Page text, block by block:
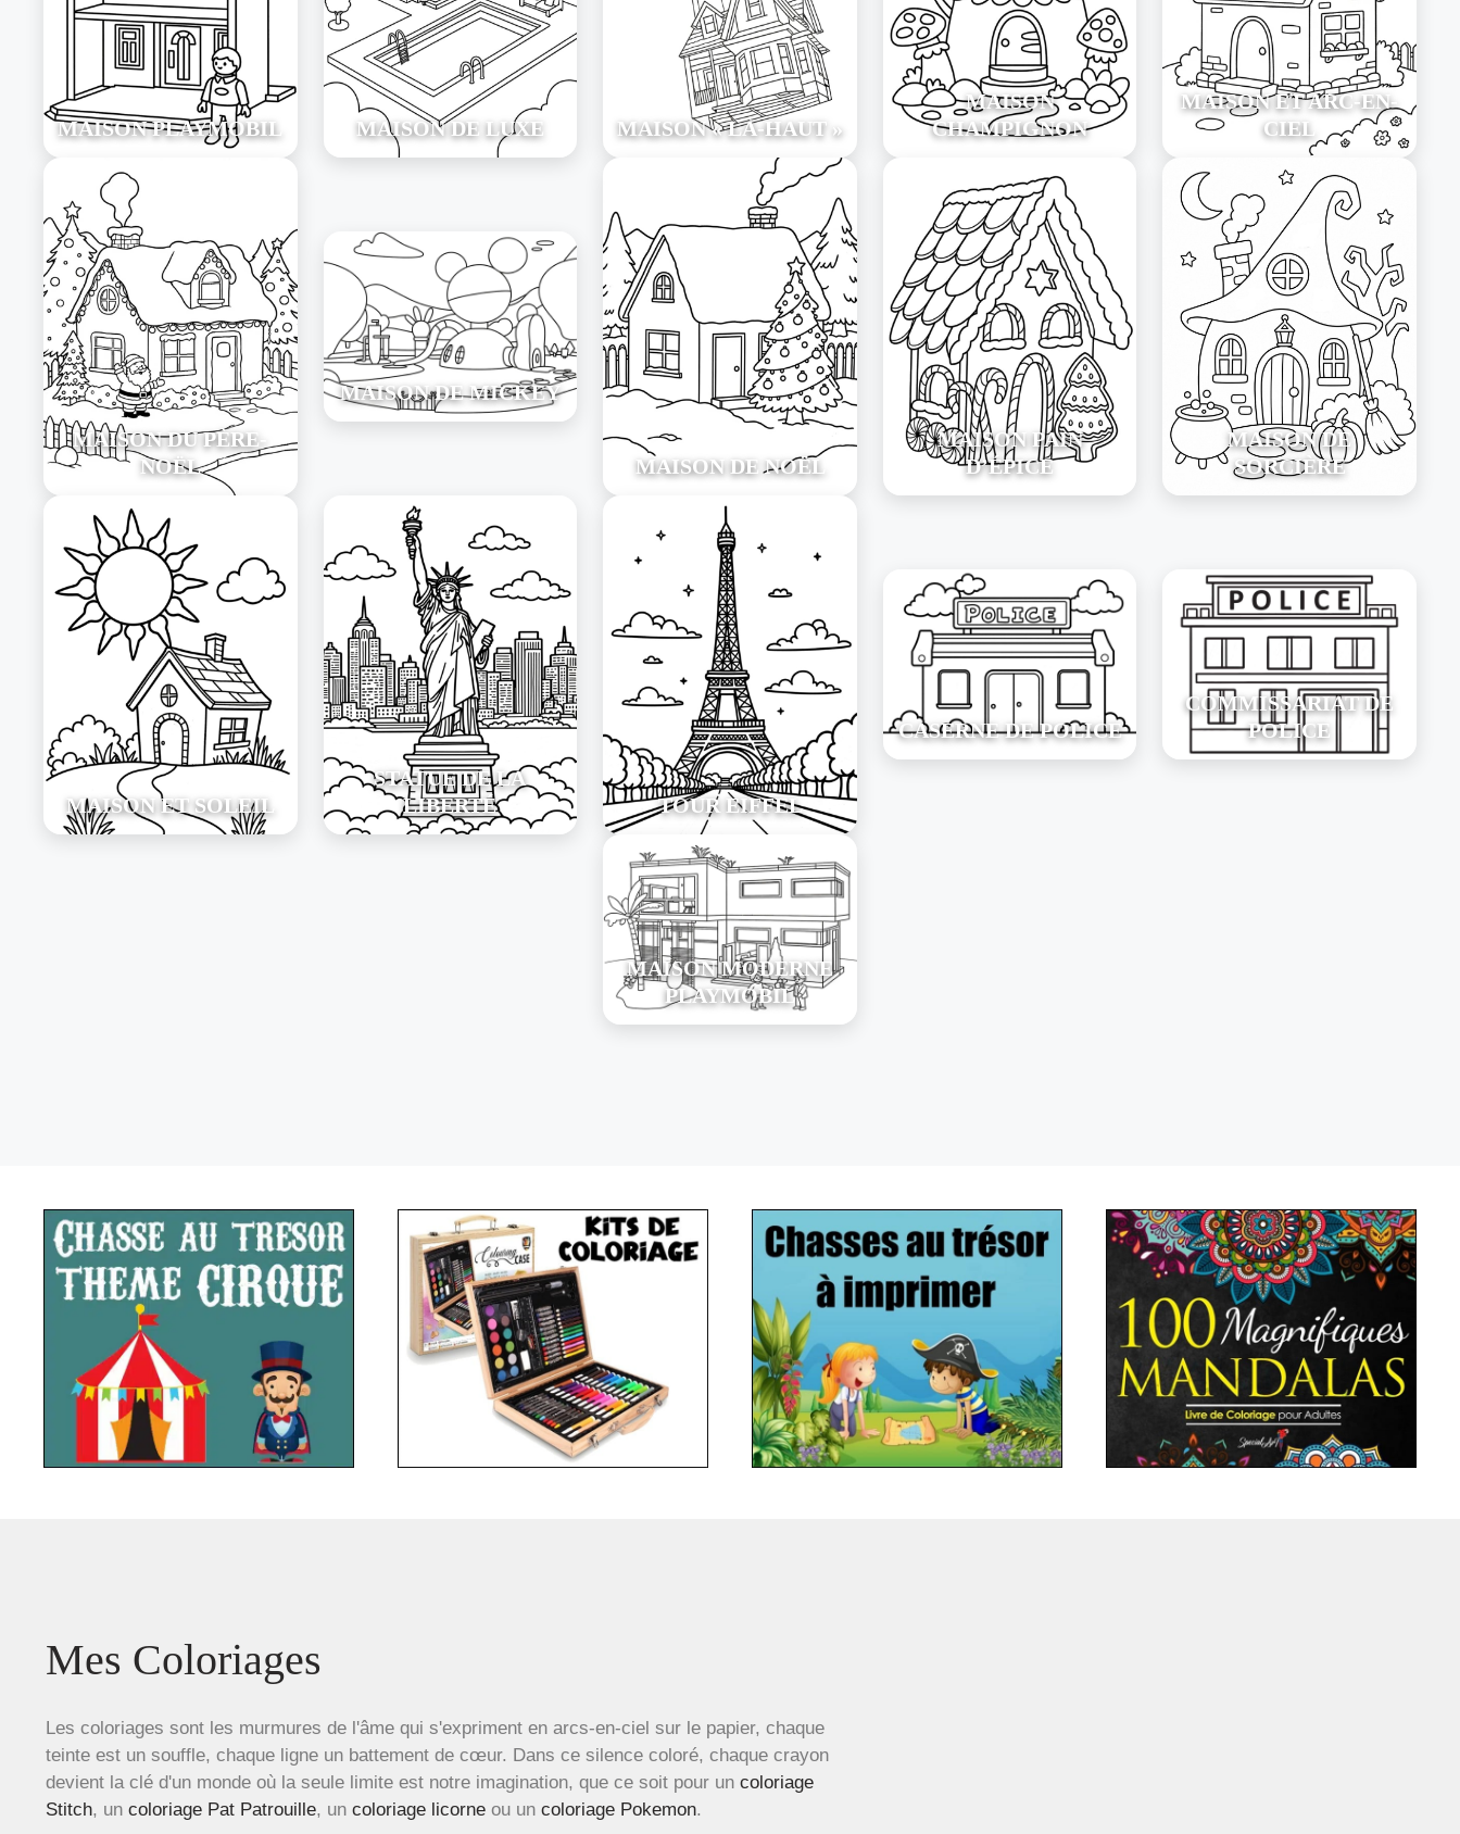
MAISON PLAYMOBIL MAISON DE LUXE MAISON « LÀ-HAUT »
MAISON
CHAMPIGNON
MAISON ET ARC-EN-
CIEL
MAISON DU PÈRE-
NOËL
MAISON DE MICKEY
MAISON DE NOËL
MAISON PAIN
D’ÉPICE
MAISON DE
SORCIÈRE
MAISON ET SOLEIL
STATUE DE LA
LIBERTÉ
TOUR EIFFEL
CASERNE DE POLICE
COMMISSARIAT DE
POLICE
MAISON MODERNE
PLAYMOBIL
Mes Coloriages
Les coloriages sont les murmures de l'âme qui s'expriment en arcs-en-ciel sur le papier, chaque
teinte est un souffle, chaque ligne un battement de cœur. Dans ce silence coloré, chaque crayon
devient la clé d'un monde où la seule limite est notre imagination, que ce soit pour un coloriage
Stitch, un coloriage Pat Patrouille, un coloriage licorne ou un coloriage Pokemon.